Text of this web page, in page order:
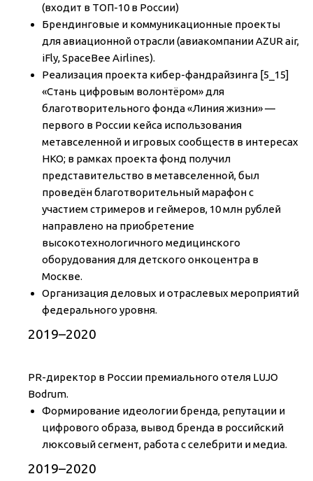
(входит в ТОП-10 в России)
Брендинговые и коммуникационные проекты
для авиационной отрасли (авиакомпании AZUR air,
iFly, SpaceBee Airlines).
Реализация проекта кибер-фандрайзинга [5_15]
«Стань цифровым волонтёром» для
благотворительного фонда «Линия жизни» —
первого в России кейса использования
метавселенной и игровых сообществ в интересах
НКО; в рамках проекта фонд получил
представительство в метавселенной, был
проведён благотворительный марафон с
участием стримеров и геймеров, 10 млн рублей
направлено на приобретение
высокотехнологичного медицинского
оборудования для детского онкоцентра в
Москве.
Организация деловых и отраслевых мероприятий
федерального уровня.
2019–2020
PR-директор в России премиального отеля LUJO
Bodrum.
Формирование идеологии бренда, репутации и
цифрового образа, вывод бренда в российский
люксовый сегмент, работа с селебрити и медиа.
2019–2020